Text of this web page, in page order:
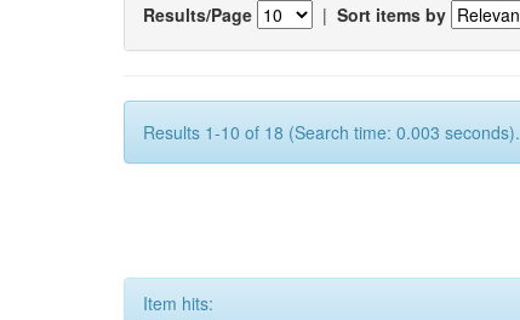
Results/Page | Sort items by
Results 1-10 of 18 (Search time: 0.003 seconds).
Item hits: